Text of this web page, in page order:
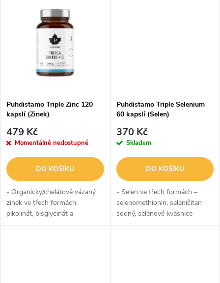
doplněk stravy- Stačí nakapat
Puhdistamo Triple Zinc 120
kapslí (Zinek)
479 Kč
Momentálně nedostupné
DO KOŠÍKU
- Organicky/chelátově vázaný
zinek ve třech formách:
pikolinát, bisglycinát a
monomethionin- Aditivum
Puhdistamo Triple Selenium
60 kapslí (Selen)
370 Kč
Skladem
DO KOŠÍKU
- Selen ve třech formách –
selenomethionin, seleničitan
sodný, selenové kvasnice-
Přídavek vitamínu E ve formě